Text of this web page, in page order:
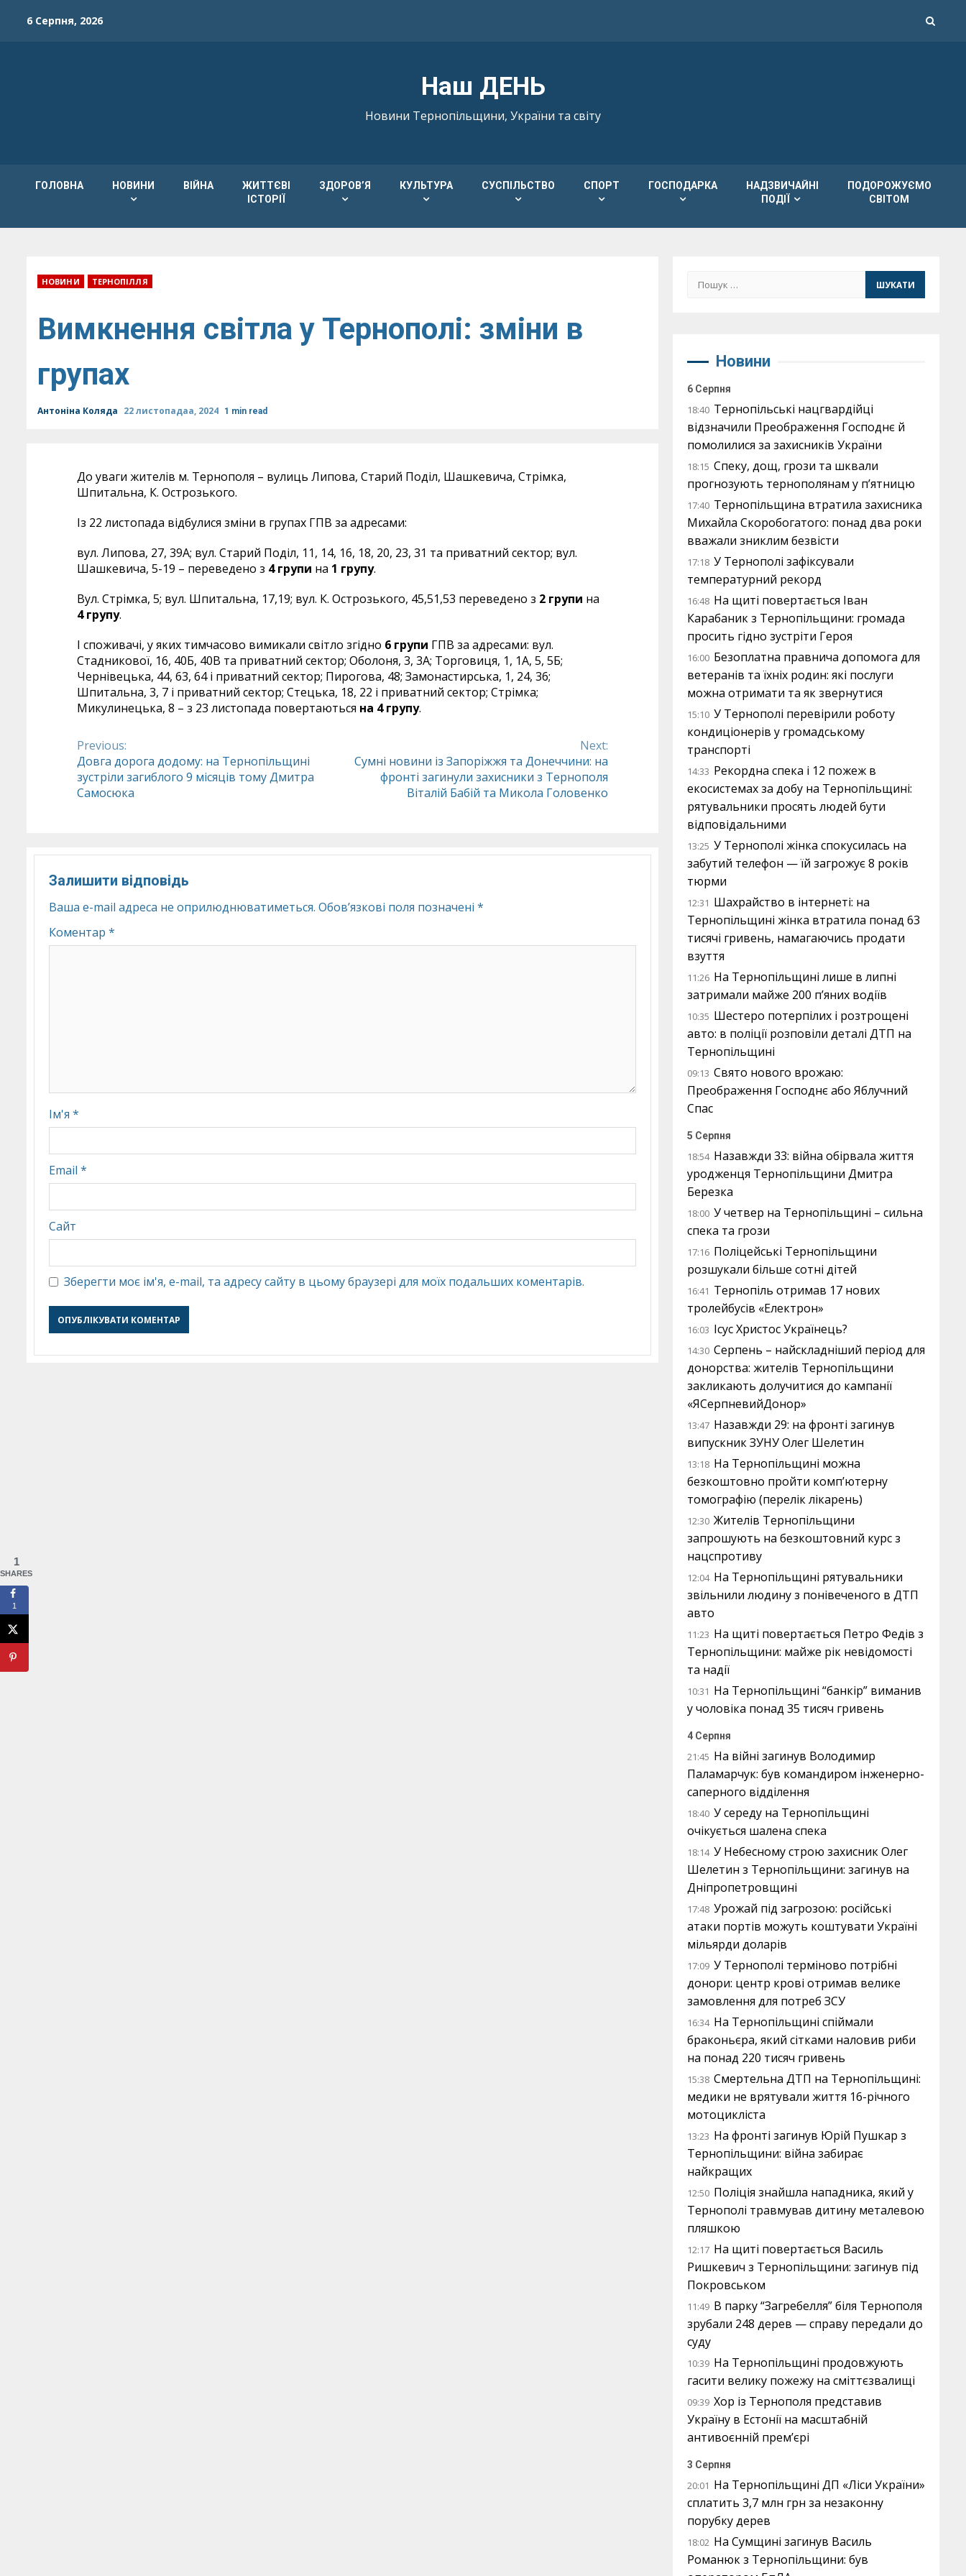
6 Серпня, 2026
Наш ДЕНЬ
Новини Тернопільщини, України та світу
ГОЛОВНА НОВИНИ ВІЙНА
ЖИТТЄВІ
ІСТОРІЇ
ЗДОРОВ’Я КУЛЬТУРА СУСПІЛЬСТВО СПОРТ ГОСПОДАРКА
НАДЗВИЧАЙНІ
ПОДІЇ
ПОДОРОЖУЄМО
СВІТОМ
НОВИНИ ТЕРНОПІЛЛЯ
Вимкнення світла у Тернополі: зміни в
групах
Антоніна Коляда 22 листопадаа, 2024 1 min read
До уваги жителів м. Тернополя – вулиць Липова, Старий Поділ, Шашкевича, Стрімка,
Шпитальна, К. Острозького.
Із 22 листопада відбулися зміни в групах ГПВ за адресами:
вул. Липова, 27, 39А; вул. Старий Поділ, 11, 14, 16, 18, 20, 23, 31 та приватний сектор; вул.
Шашкевича, 5-19 – переведено з 4 групи на 1 групу.
Вул. Стрімка, 5; вул. Шпитальна, 17,19; вул. К. Острозького, 45,51,53 переведено з 2 групи на
4 групу.
І споживачі, у яких тимчасово вимикали світло згідно 6 групи ГПВ за адресами: вул.
Стадникової, 16, 40Б, 40В та приватний сектор; Оболоня, 3, 3А; Торговиця, 1, 1А, 5, 5Б;
Чернівецька, 44, 63, 64 і приватний сектор; Пирогова, 48; Замонастирська, 1, 24, 36;
Шпитальна, 3, 7 і приватний сектор; Стецька, 18, 22 і приватний сектор; Стрімка;
Микулинецька, 8 – з 23 листопада повертаються на 4 групу.
Continue
Reading
Previous:
Довга дорога додому: на Тернопільщині
зустріли загиблого 9 місяців тому Дмитра
Самосюка
Next:
Сумні новини із Запоріжжя та Донеччини: на
фронті загинули захисники з Тернополя
Віталій Бабій та Микола Головенко
Залишити відповідь
Ваша e-mail адреса не оприлюднюватиметься. Обов’язкові поля позначені *
Коментар *
Ім'я *
Email *
Сайт
Зберегти моє ім'я, e-mail, та адресу сайту в цьому браузері для моїх подальших коментарів.
Пошук:
Новини
6 Серпня
18:40 Тернопільські нацгвардійці
відзначили Преображення Господнє й
помолилися за захисників України
18:15 Спеку, дощ, грози та шквали
прогнозують тернополянам у п’ятницю
17:40 Тернопільщина втратила захисника
Михайла Скоробогатого: понад два роки
вважали зниклим безвісти
17:18 У Тернополі зафіксували
температурний рекорд
16:48 На щиті повертається Іван
Карабаник з Тернопільщини: громада
просить гідно зустріти Героя
16:00 Безоплатна правнича допомога для
ветеранів та їхніх родин: які послуги
можна отримати та як звернутися
15:10 У Тернополі перевірили роботу
кондиціонерів у громадському
транспорті
14:33 Рекордна спека і 12 пожеж в
екосистемах за добу на Тернопільщині:
рятувальники просять людей бути
відповідальними
13:25 У Тернополі жінка спокусилась на
забутий телефон — їй загрожує 8 років
тюрми
12:31 Шахрайство в інтернеті: на
Тернопільщині жінка втратила понад 63
тисячі гривень, намагаючись продати
взуття
11:26 На Тернопільщині лише в липні
затримали майже 200 п’яних водіїв
10:35 Шестеро потерпілих і розтрощені
авто: в поліції розповіли деталі ДТП на
Тернопільщині
09:13 Свято нового врожаю:
Преображення Господнє або Яблучний
Спас
5 Серпня
18:54 Назавжди 33: війна обірвала життя
уродженця Тернопільщини Дмитра
Березка
18:00 У четвер на Тернопільщині – сильна
спека та грози
17:16 Поліцейські Тернопільщини
розшукали більше сотні дітей
16:41 Тернопіль отримав 17 нових
тролейбусів «Електрон»
16:03 Ісус Христос Українець?
14:30 Серпень – найскладніший період для
донорства: жителів Тернопільщини
закликають долучитися до кампанії
«ЯСерпневийДонор»
13:47 Назавжди 29: на фронті загинув
випускник ЗУНУ Олег Шелетин
13:18 На Тернопільщині можна
безкоштовно пройти комп’ютерну
томографію (перелік лікарень)
12:30 Жителів Тернопільщини
запрошують на безкоштовний курс з
нацспротиву
12:04 На Тернопільщині рятувальники
звільнили людину з понівеченого в ДТП
авто
11:23 На щиті повертається Петро Федів з
Тернопільщини: майже рік невідомості
та надії
10:31 На Тернопільщині “банкір” виманив
у чоловіка понад 35 тисяч гривень
4 Серпня
21:45 На війні загинув Володимир
Паламарчук: був командиром інженерно-
саперного відділення
18:40 У середу на Тернопільщині
очікується шалена спека
18:14 У Небесному строю захисник Олег
Шелетин з Тернопільщини: загинув на
Дніпропетровщині
17:48 Урожай під загрозою: російські
атаки портів можуть коштувати Україні
мільярди доларів
17:09 У Тернополі терміново потрібні
донори: центр крові отримав велике
замовлення для потреб ЗСУ
16:34 На Тернопільщині спіймали
браконьєра, який сітками наловив риби
на понад 220 тисяч гривень
15:38 Смертельна ДТП на Тернопільщині:
медики не врятували життя 16-річного
мотоцикліста
13:23 На фронті загинув Юрій Пушкар з
Тернопільщини: війна забирає
найкращих
12:50 Поліція знайшла нападника, який у
Тернополі травмував дитину металевою
пляшкою
12:17 На щиті повертається Василь
Ришкевич з Тернопільщини: загинув під
Покровськом
11:49 В парку “Загребелля” біля Тернополя
зрубали 248 дерев — справу передали до
суду
10:39 На Тернопільщині продовжують
гасити велику пожежу на сміттєзвалищі
09:39 Хор із Тернополя представив
Україну в Естонії на масштабній
антивоєнній прем’єрі
3 Серпня
20:01 На Тернопільщині ДП «Ліси України»
сплатить 3,7 млн грн за незаконну
порубку дерев
18:02 На Сумщині загинув Василь
Романюк з Тернопільщини: був
1
SHARES
1